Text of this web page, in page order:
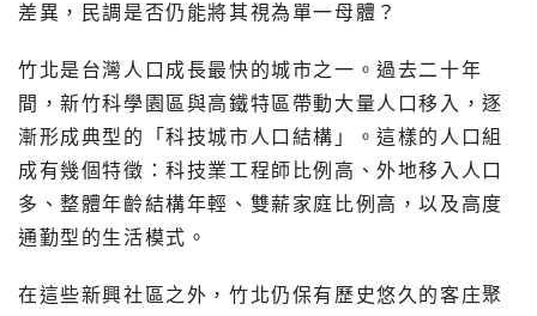
差異，民調是否仍能將其視為單一母體？
竹北是台灣人口成長最快的城市之一。過去二十年
間，新竹科學園區與高鐵特區帶動大量人口移入，逐
漸形成典型的「科技城市人口結構」。這樣的人口組
成有幾個特徵：科技業工程師比例高、外地移入人口
多、整體年齡結構年輕、雙薪家庭比例高，以及高度
通勤型的生活模式。
在這些新興社區之外，竹北仍保有歷史悠久的客庄聚